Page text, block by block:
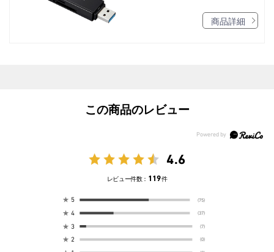
商品詳細
この商品のレビュー
4.6
レビュー件数： 119件
★ 5 (75)
★ 4 (37)
★ 3 (7)
★ 2 (0)